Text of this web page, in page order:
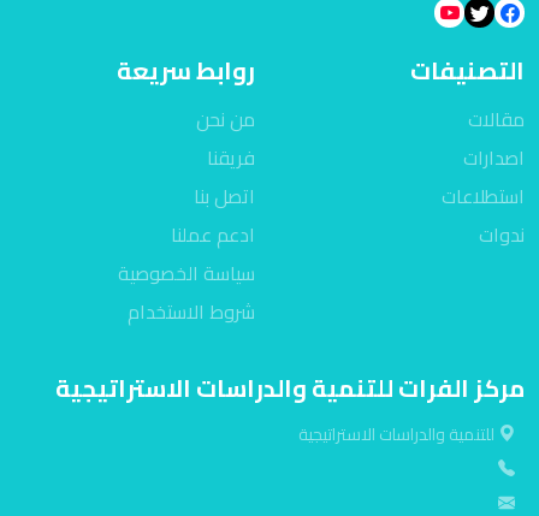
التصنيفات
مقالات
اصدارات
استطلاعات
ندوات
روابط سريعة
من نحن
فريقنا
اتصل بنا
ادعم عملنا
سياسة الخصوصية
شروط الاستخدام
مركز الفرات للتنمية والدراسات الاستراتيجية
للتنمية والدراسات الاستراتيجية